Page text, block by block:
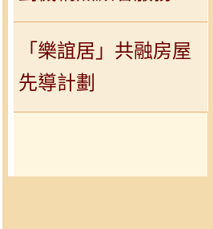
「樂誼居」共融房屋
先導計劃